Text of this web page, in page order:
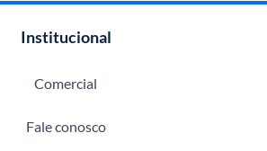
Institucional
Comercial
Fale conosco